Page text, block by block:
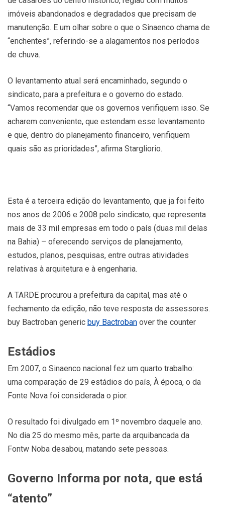
imóveis abandonados e degradados que precisam de
manutenção. E um olhar sobre o que o Sinaenco chama de
“enchentes”, referindo-se a alagamentos nos períodos
de chuva.
O levantamento atual será encaminhado, segundo o
sindicato, para a prefeitura e o governo do estado.
“Vamos recomendar que os governos verifiquem isso. Se
acharem conveniente, que estendam esse levantamento
e que, dentro do planejamento financeiro, verifiquem
quais são as prioridades”, afirma Stargliorio.
Esta é a terceira edição do levantamento, que ja foi feito
nos anos de 2006 e 2008 pelo sindicato, que representa
mais de 33 mil empresas em todo o país (duas mil delas
na Bahia) – oferecendo serviços de planejamento,
estudos, planos, pesquisas, entre outras atividades
relativas à arquitetura e à engenharia.
A TARDE procurou a prefeitura da capital, mas até o
fechamento da edição, não teve resposta de assessores.
buy Bactroban generic buy Bactroban over the counter
Estádios
Em 2007, o Sinaenco nacional fez um quarto trabalho:
uma comparação de 29 estádios do país, À época, o da
Fonte Nova foi considerada o pior.
O resultado foi divulgado em 1º novembro daquele ano.
No dia 25 do mesmo mês, parte da arquibancada da
Fontw Noba desabou, matando sete pessoas.
Governo Informa por nota, que está
“atento”